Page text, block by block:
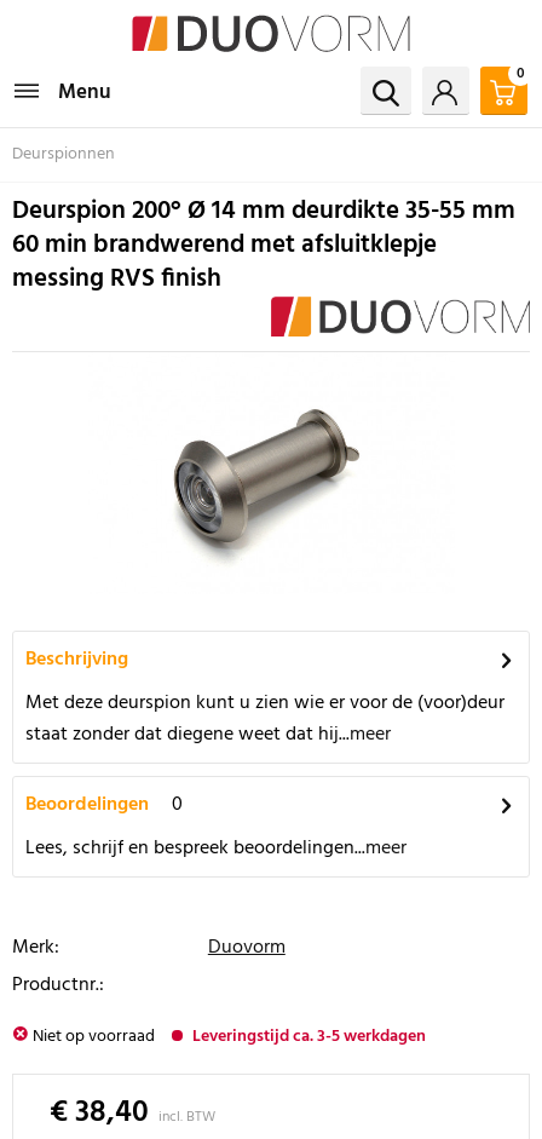
Menu
0
Deurspionnen
Deurspion 200° Ø 14 mm deurdikte 35-55 mm
60 min brandwerend met afsluitklepje
messing RVS finish
Beschrijving
Met deze deurspion kunt u zien wie er voor de (voor)deur
staat zonder dat diegene weet dat hij...meer
Beoordelingen
0
Lees, schrijf en bespreek beoordelingen...meer
Merk:
Duovorm
Productnr.:
Niet op voorraad Leveringstijd ca. 3-5 werkdagen
€ 38,40 incl. BTW